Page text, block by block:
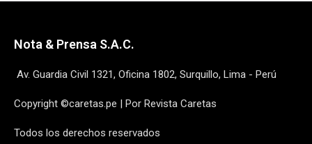
Nota & Prensa S.A.C.
Av. Guardia Civil 1321, Oficina 1802, Surquillo, Lima - Perú
Copyright ©caretas.pe | Por Revista Caretas
Todos los derechos reservados